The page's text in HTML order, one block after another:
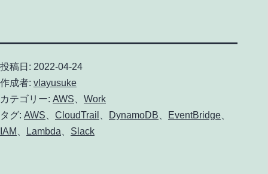
投稿日: 2022-04-24
作成者: vlayusuke
カテゴリー: AWS
Work
タグ: AWS CloudTrail DynamoDB EventBridge
IAM
Lambda Slack